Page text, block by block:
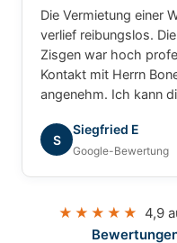
Die Vermietung einer
verlief reibungslos.
Zisgen war hoch
Kontakt mit Herrn
angenehm. Ich kann
S
Siegfried E
Google-Bewertung
★★★★★ 4,9